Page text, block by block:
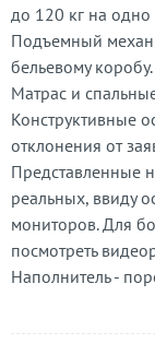
до 120 кг на одно
Подъемный
бельевому коробу.
Матрас и
Конструктивные
отклонения от
Представленные
реальных, ввиду
мониторов. Для
посмотреть
Наполнитель -